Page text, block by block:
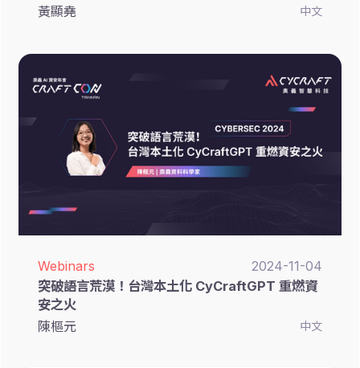
黃顯堯 中文
Webinars
2024-11-04
突破語言荒漠！台灣本土化 CyCraftGPT 重燃資
安之火
陳樞元 中文